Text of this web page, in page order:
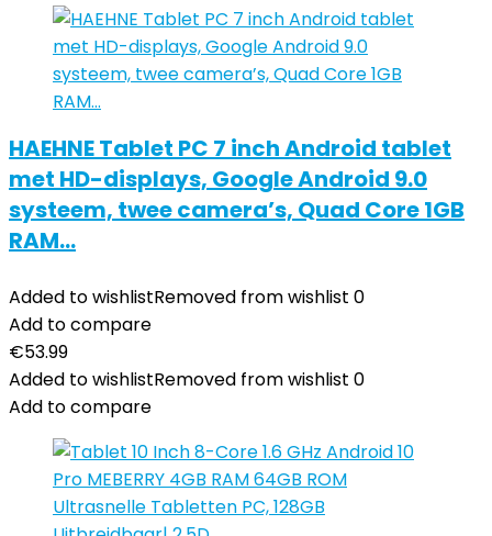
HAEHNE Tablet PC 7 inch Android tablet
met HD-displays, Google Android 9.0
systeem, twee camera’s, Quad Core 1GB
RAM…
Added to wishlistRemoved from wishlist 0
Add to compare
€53.99
Added to wishlistRemoved from wishlist 0
Add to compare